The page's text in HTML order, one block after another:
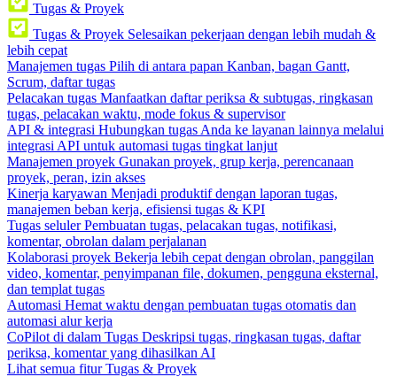
Tugas & Proyek
Tugas & Proyek Selesaikan pekerjaan dengan lebih mudah &
lebih cepat
Manajemen tugas Pilih di antara papan Kanban, bagan Gantt,
Scrum, daftar tugas
Pelacakan tugas Manfaatkan daftar periksa & subtugas, ringkasan
tugas, pelacakan waktu, mode fokus & supervisor
API & integrasi Hubungkan tugas Anda ke layanan lainnya melalui
integrasi API untuk automasi tugas tingkat lanjut
Manajemen proyek Gunakan proyek, grup kerja, perencanaan
proyek, peran, izin akses
Kinerja karyawan Menjadi produktif dengan laporan tugas,
manajemen beban kerja, efisiensi tugas & KPI
Tugas seluler Pembuatan tugas, pelacakan tugas, notifikasi,
komentar, obrolan dalam perjalanan
Kolaborasi proyek Bekerja lebih cepat dengan obrolan, panggilan
video, komentar, penyimpanan file, dokumen, pengguna eksternal,
dan templat tugas
Automasi Hemat waktu dengan pembuatan tugas otomatis dan
automasi alur kerja
CoPilot di dalam Tugas Deskripsi tugas, ringkasan tugas, daftar
periksa, komentar yang dihasilkan AI
Lihat semua fitur Tugas & Proyek